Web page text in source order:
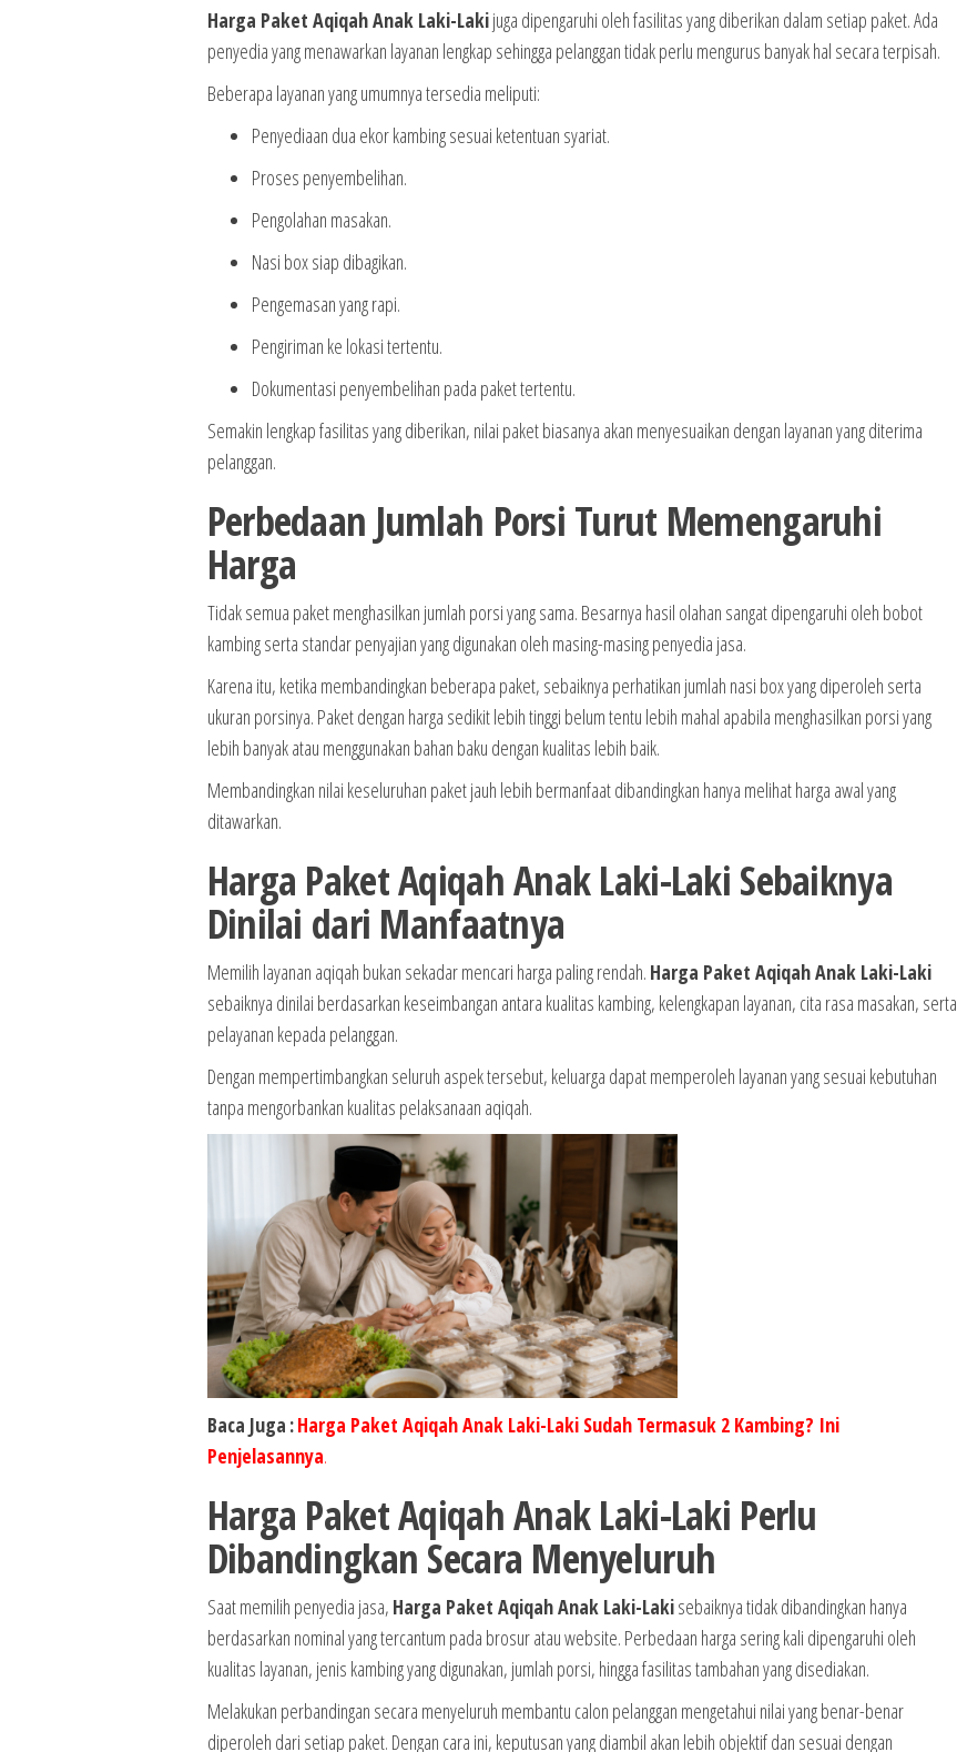
Harga Paket Aqiqah Anak Laki-Lakijuga dipengaruhi oleh fasilitas yang diberikan dalam setiap paket. Ada
penyedia yang menawarkan layanan lengkap sehingga pelanggan tidak perlu mengurus banyak hal secara terpisah.
Beberapa layanan yang umumnya tersedia meliputi:
Penyediaan dua ekor kambing sesuai ketentuan syariat.
Proses penyembelihan.
Pengolahan masakan.
Nasi box siap dibagikan.
Pengemasan yang rapi.
Pengiriman ke lokasi tertentu.
Dokumentasi penyembelihan pada paket tertentu.
Semakin lengkap fasilitas yang diberikan, nilai paket biasanya akan menyesuaikan dengan layanan yang diterima
pelanggan.
Perbedaan Jumlah Porsi Turut Memengaruhi
Harga
Tidak semua paket menghasilkan jumlah porsi yang sama. Besarnya hasil olahan sangat dipengaruhi oleh bobot
kambing serta standar penyajian yang digunakan oleh masing-masing penyedia jasa.
Karena itu, ketika membandingkan beberapa paket, sebaiknya perhatikan jumlah nasi box yang diperoleh serta
ukuran porsinya. Paket dengan harga sedikit lebih tinggi belum tentu lebih mahal apabila menghasilkan porsi yang
lebih banyak atau menggunakan bahan baku dengan kualitas lebih baik.
Membandingkan nilai keseluruhan paket jauh lebih bermanfaat dibandingkan hanya melihat harga awal yang
ditawarkan.
Harga Paket Aqiqah Anak Laki-Laki Sebaiknya
Dinilai dari Manfaatnya
Memilih layanan aqiqah bukan sekadar mencari harga paling rendah. Harga Paket Aqiqah Anak Laki-Laki
sebaiknya dinilai berdasarkan keseimbangan antara kualitas kambing, kelengkapan layanan, cita rasa masakan, serta
pelayanan kepada pelanggan.
Dengan mempertimbangkan seluruh aspek tersebut, keluarga dapat memperoleh layanan yang sesuai kebutuhan
tanpa mengorbankan kualitas pelaksanaan aqiqah.
Baca Juga :Harga Paket Aqiqah Anak Laki-Laki Sudah Termasuk 2 Kambing? Ini
Penjelasannya.
Harga Paket Aqiqah Anak Laki-Laki Perlu
Dibandingkan Secara Menyeluruh
Saat memilih penyedia jasa, Harga Paket Aqiqah Anak Laki-Lakisebaiknya tidak dibandingkan hanya
berdasarkan nominal yang tercantum pada brosur atau website. Perbedaan harga sering kali dipengaruhi oleh
kualitas layanan, jenis kambing yang digunakan, jumlah porsi, hingga fasilitas tambahan yang disediakan.
Melakukan perbandingan secara menyeluruh membantu calon pelanggan mengetahui nilai yang benar-benar
diperoleh dari setiap paket. Dengan cara ini, keputusan yang diambil akan lebih objektif dan sesuai dengan